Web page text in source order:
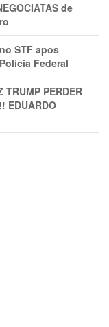
de
STF apos
Federal
TRUMP PERDER
EDUARDO